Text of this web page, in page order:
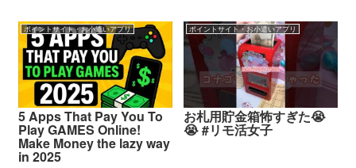
ポイントサイト・お小遣いアプリ
5 Apps That Pay You To
Play GAMES Online!
Make Money the lazy way
in 2025
ポイントサイト・お小遣いアプリ
お札用貯金箱怖すぎた😭
😭 #リモ活女子